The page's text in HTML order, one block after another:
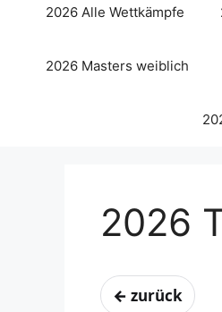
2026 Alle Wettkämpfe
2026 Masters weiblich
2026
← zurück